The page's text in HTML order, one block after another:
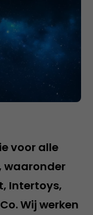
voor alle
waaronder
Intertoys,
Wij werken